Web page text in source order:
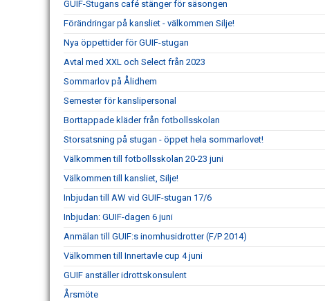
GUIF-Stugans café stänger för säsongen
Förändringar på kansliet - välkommen Silje!
Nya öppettider för GUIF-stugan
Avtal med XXL och Select från 2023
Sommarlov på Ålidhem
Semester för kanslipersonal
Borttappade kläder från fotbollsskolan
Storsatsning på stugan - öppet hela sommarlovet!
Välkommen till fotbollsskolan 20-23 juni
Välkommen till kansliet, Silje!
Inbjudan till AW vid GUIF-stugan 17/6
Inbjudan: GUIF-dagen 6 juni
Anmälan till GUIF:s inomhusidrotter (F/P 2014)
Välkommen till Innertavle cup 4 juni
GUIF anställer idrottskonsulent
Årsmöte